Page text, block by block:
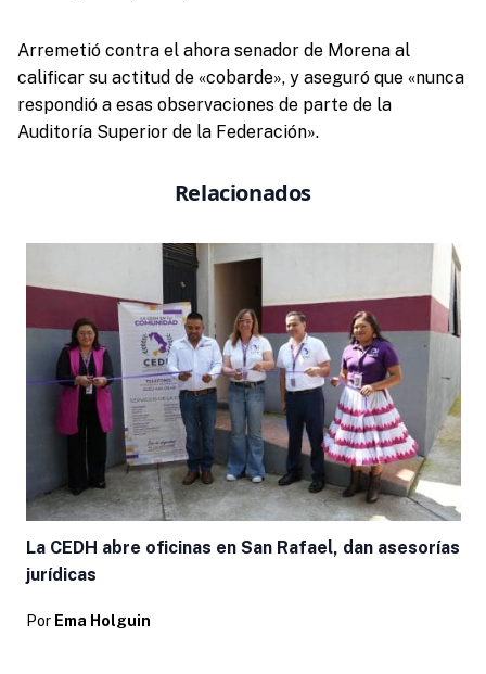
Arremetió contra el ahora senador de Morena al
calificar su actitud de «cobarde», y aseguró que «nunca
respondió a esas observaciones de parte de la
Auditoría Superior de la Federación».
Relacionados
La CEDH abre oficinas en San Rafael, dan asesorías
jurídicas
Por Ema Holguin